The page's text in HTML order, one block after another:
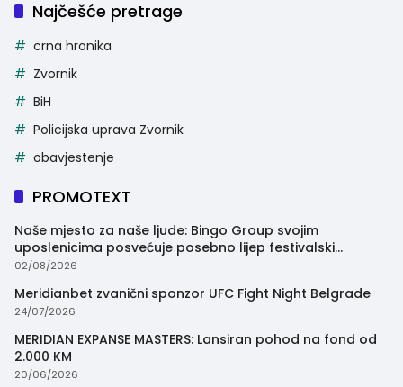
Najčešće pretrage
crna hronika
Zvornik
BiH
Policijska uprava Zvornik
obavjestenje
PROMOTEXT
Naše mjesto za naše ljude: Bingo Group svojim
uposlenicima posvećuje posebno lijep festivalski
trenutak
02/08/2026
Meridianbet zvanični sponzor UFC Fight Night Belgrade
24/07/2026
MERIDIAN EXPANSE MASTERS: Lansiran pohod na fond od
2.000 KM
20/06/2026